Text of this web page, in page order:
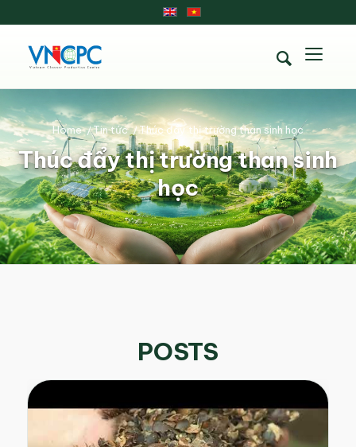
Thúc đẩy thị trường than sinh
học
Home /Tin tức /Thúc đẩy thị trường than sinh học
POSTS